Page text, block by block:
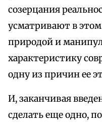
созерцания
усматривают в
природой и
характеристику
одну из причин ее
И, заканчивая
сделать еще одно,